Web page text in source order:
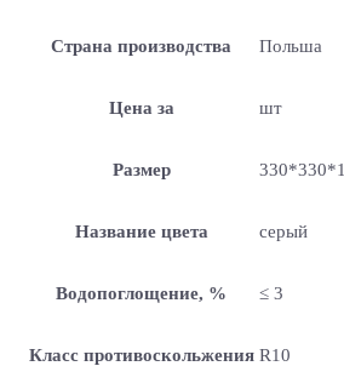
Страна производства Польша
Цена за шт
Размер
Название цвета серый
Водопоглощение, % ≤ 3
Класс противоскольжения R10